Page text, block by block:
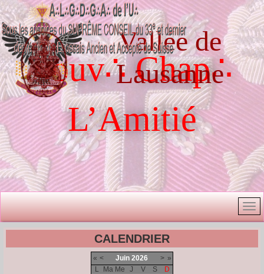
Souv∴ Chap∴
L’Amitié
Vallée de
Lausanne
CALENDRIER
« < Juin 2026 > »
L
Ma Me J V S
D